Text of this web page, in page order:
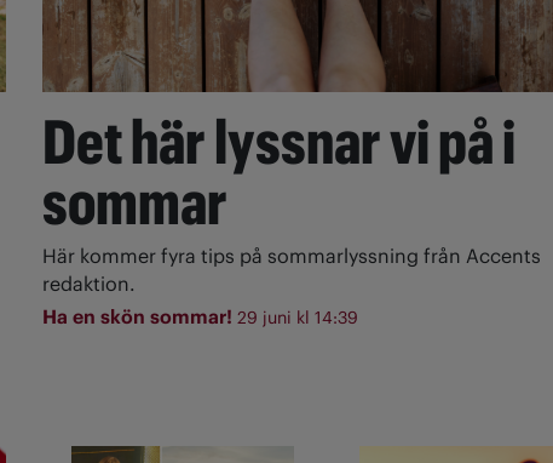
Det här lyssnar vi på i
sommar
Här kommer fyra tips på sommarlyssning från Accents
redaktion.
Ha en skön sommar! 29 juni kl 14:39